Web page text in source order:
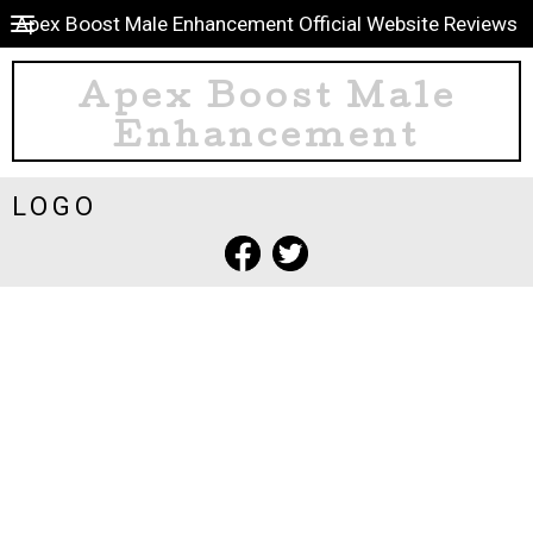
Apex Boost Male Enhancement Official Website Reviews
Apex Boost Male
Enhancement
LOGO